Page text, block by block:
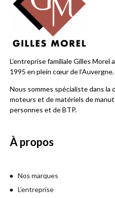
L’entreprise familiale Gilles
1995 en plein cœur de l’Auvergne.
Nous sommes spécialiste dans
moteurs et de matériels de
personnes et de BTP.
À propos
Nos marques
L’entreprise